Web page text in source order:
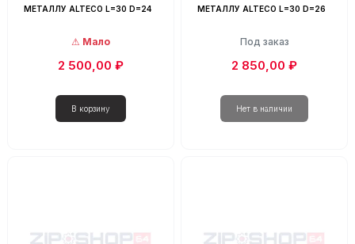
МЕТАЛЛУ ALTECO L=30 D=24
Мало
2 500,00 ₽
МЕТАЛЛУ ALTECO L=30 D=26
Под заказ
2 850,00 ₽